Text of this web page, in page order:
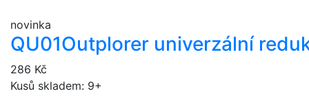
novinka
QU01Outplorer univerzální
286 Kč
Kusů skladem: 9+